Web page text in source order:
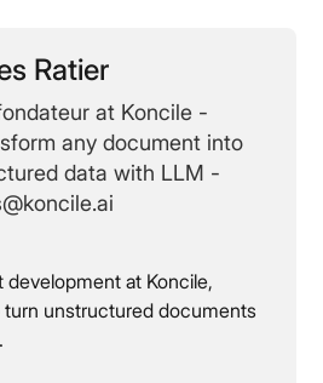
Ratier
at Koncile -
any document into
data with LLM -
at Koncile,
unstructured documents